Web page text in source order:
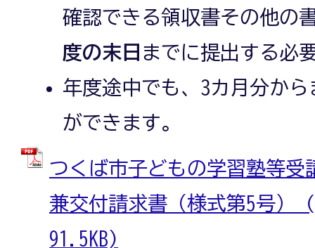
確認できる領収書その他の
度の末日 までに提出する必
年度途中でも、3カ月分か
ができます。
つくば市子どもの学習塾等受
兼交付請求書（様式第5号）
91.5KB)